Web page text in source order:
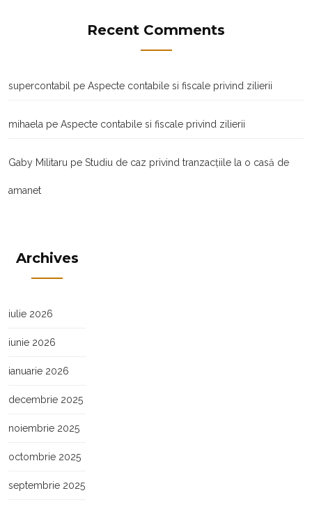
Recent Comments
supercontabil pe Aspecte contabile si fiscale privind zilierii
mihaela pe Aspecte contabile si fiscale privind zilierii
Gaby Militaru pe Studiu de caz privind tranzacţiile la o casă de
amanet
Archives
iulie 2026
iunie 2026
ianuarie 2026
decembrie 2025
noiembrie 2025
octombrie 2025
septembrie 2025